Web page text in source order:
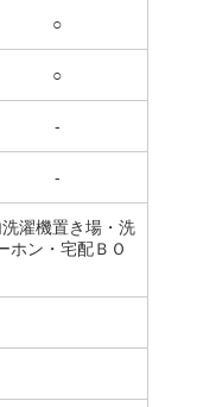
○
○
-
-
濯機置き場・洗
ホン・宅配ＢＯ